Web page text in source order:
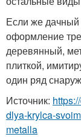
Если же дачный
оформление
деревянный,
плиткой,
один ряд
Источник:
dlya-krylca-
metalla